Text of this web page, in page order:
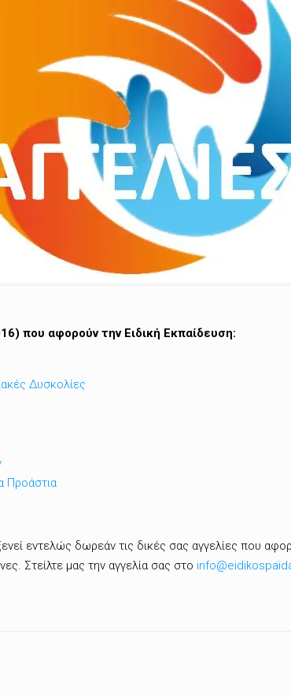
που αφορούν την Ειδική Εκπαίδευση:
Δυσκολίες
Προάστια
εντελώς δωρεάν τις δικές σας αγγελίες που
Στείλτε μας την αγγελία σας στο